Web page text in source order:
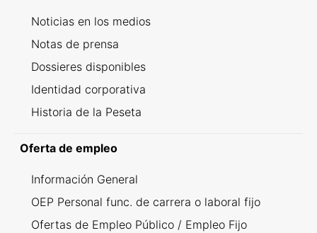
Noticias en los medios
Notas de prensa
Dossieres disponibles
Identidad corporativa
Historia de la Peseta
Oferta de empleo
Información General
OEP Personal func. de carrera o laboral fijo
Ofertas de Empleo Público / Empleo Fijo